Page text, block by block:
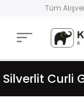
Tüm
Silverlit Curli